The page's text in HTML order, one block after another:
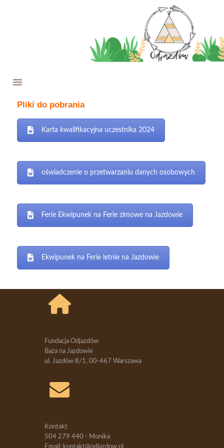
W ROKU SZKOLNYM
WYPRAWY
KONTAKT
Pliki do pobrania
Karta kwalifikacyjna uczestnika 2024
oświadczenie o przetwarzaniu danych osobowych
Ferie Ekwipunek na Ferie zimowe na Jazdowie
Ekwipunek na Ferie letnie na Jazdowie
Fundacja Odjazdów
Baza na Jazdowie
ul. Jazdów 8/1, 00-467 Warszawa
Kontakt
504 279 440 - Monika
Email: kontakt@odjazdow.pl